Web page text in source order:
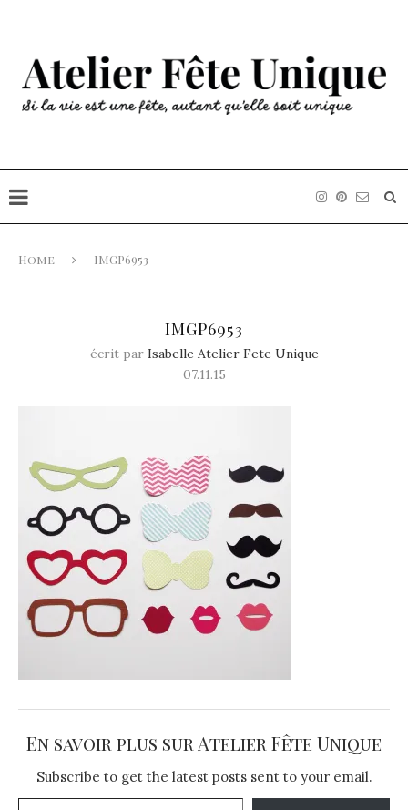
Home IMGP6953
IMGP6953
écrit par Isabelle Atelier Fete Unique
07.11.15
En savoir plus sur Atelier Fête Unique
Subscribe to get the latest posts sent to your email.
Saisissez votre adresse e-mail…